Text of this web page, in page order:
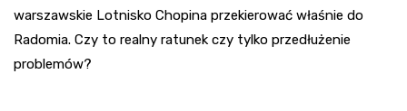
warszawskie Lotnisko Chopina przekierować właśnie do
Radomia. Czy to realny ratunek czy tylko przedłużenie
problemów?